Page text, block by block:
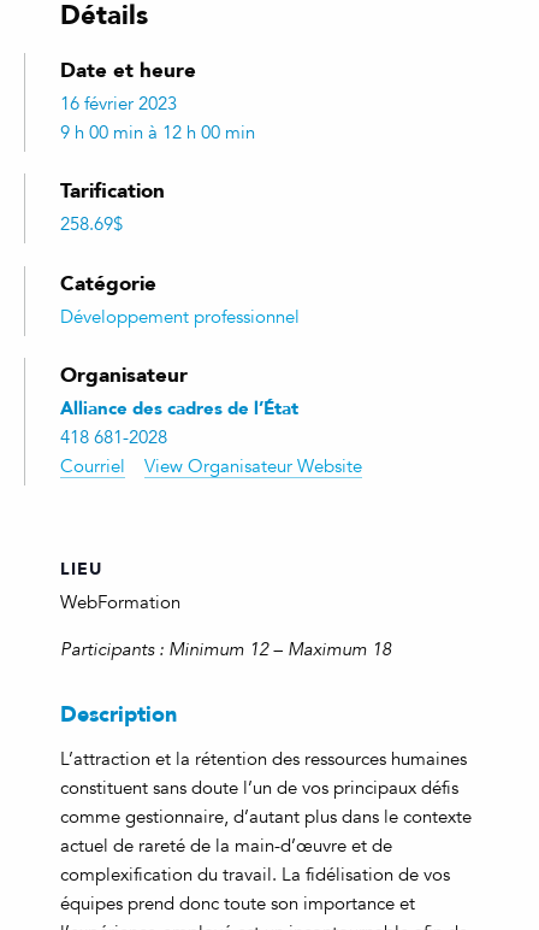
Détails
Date et heure
16 février 2023
9 h 00 min à 12 h 00 min
Tarification
258.69$
Catégorie
Développement professionnel
Organisateur
Alliance des cadres de l’État
418 681-2028
Courriel
View Organisateur Website
LIEU
WebFormation
Participants : Minimum 12 – Maximum 18
Description
L’attraction et la rétention des ressources humaines
constituent sans doute l’un de vos principaux défis
comme gestionnaire, d’autant plus dans le contexte
actuel de rareté de la main-d’œuvre et de
complexification du travail. La fidélisation de vos
équipes prend donc toute son importance et